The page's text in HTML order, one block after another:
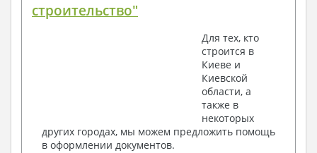
строительство"
Для тех, кто
строится в
Киеве и
Киевской
области, а
также в
некоторых
других городах, мы можем предложить помощь
в оформлении документов.